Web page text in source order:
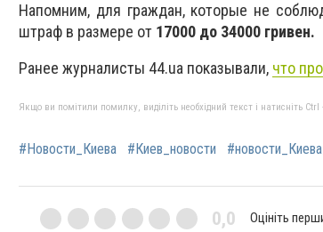
Напомним, для граждан, которые не
штраф в размере от 17000 до 34000 гривен.
Ранее журналисты 44.ua показывали, что
Якщо ви помітили помилку, виділіть необхідний текст і натисніть
#Новости_Киева #Киев_новости
0,0 Оцініть